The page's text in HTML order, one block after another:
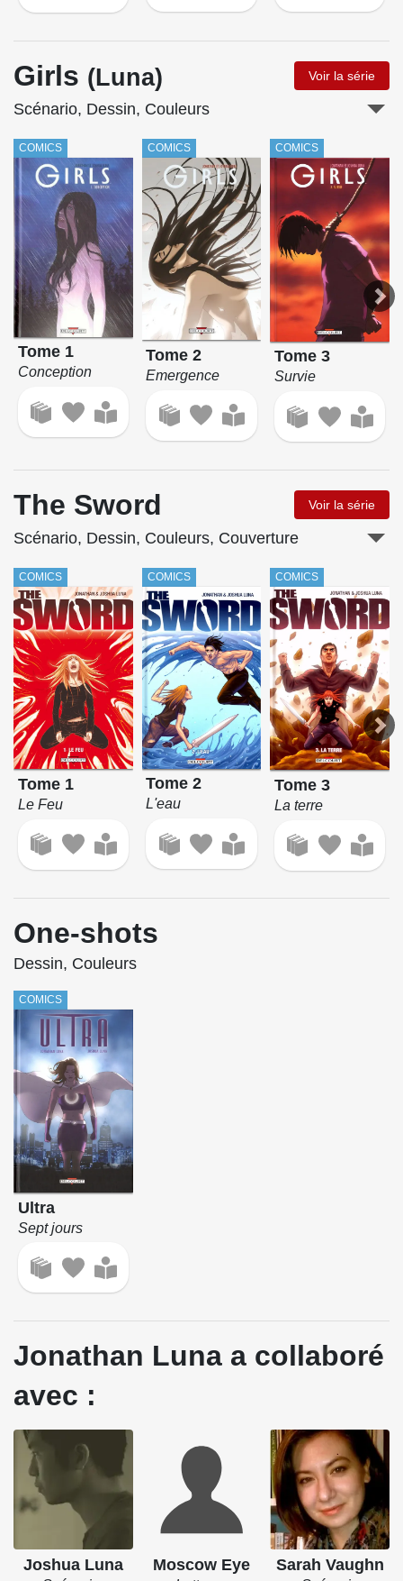
Girls (Luna) Voir la série
Scénario, Dessin, Couleurs
COMICS
Tome 1
Conception
COMICS
Tome 2
Emergence
COMICS
Tome 3
Survie
The Sword Voir la série
Scénario, Dessin, Couleurs, Couverture
COMICS
Tome 1
Le Feu
COMICS
Tome 2
L'eau
COMICS
Tome 3
La terre
One-shots
Dessin, Couleurs
COMICS
Ultra
Sept jours
Jonathan Luna a collaboré
avec :
Joshua Luna Moscow Eye Sarah Vaughn